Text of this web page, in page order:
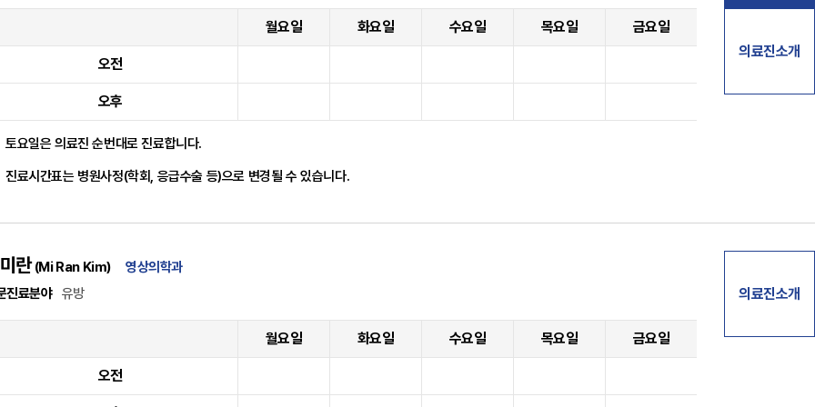
월요일 화요일 수요일 목요일 금요일
오전
오후
토요일은 의료진 순번대로 진료합니다.
진료시간표는 병원사정(학회, 응급수술 등)으로 변경될 수 있습니다.
의료진소개
란 (Mi Ran Kim)
영상의학과
진료분야 유방
월요일 화요일 수요일 목요일 금요일
오전
의료진소개